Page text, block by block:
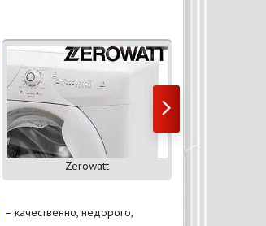
Zerowatt
– качественно, недорого,